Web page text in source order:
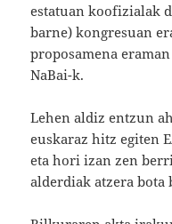
estatuan koofizialak
barne) kongresuan
proposamena eraman
NaBai-k.
Lehen aldiz entzun
euskaraz hitz egiten
eta hori izan zen
alderdiak atzera bota